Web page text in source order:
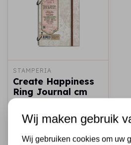
STAMPERIA
Create Happiness
Ring Journal cm
15,2x29,9 (6"x9")
€24,95 Op voorraad
Snel toevoegen
Wij maken gebruik
Wij gebruiken cookies om uw